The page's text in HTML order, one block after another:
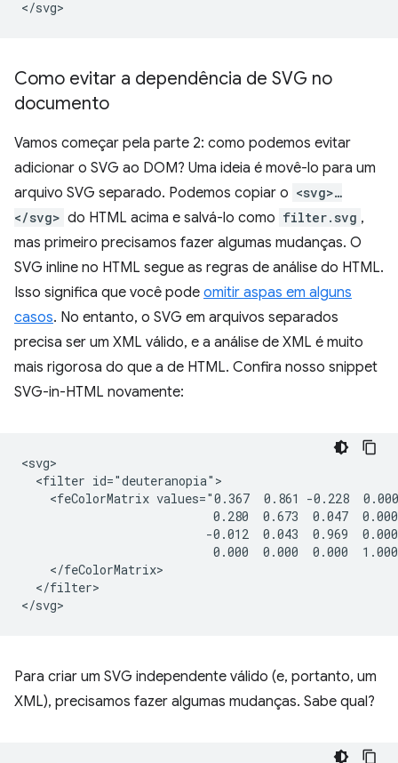
Como evitar a dependência de SVG no
documento
Vamos começar pela parte 2: como podemos evitar
adicionar o SVG ao DOM? Uma ideia é movê-lo para um
arquivo SVG separado. Podemos copiar o <svg>…
</svg> do HTML acima e salvá-lo como filter.svg ,
mas primeiro precisamos fazer algumas mudanças. O
SVG inline no HTML segue as regras de análise do HTML.
Isso significa que você pode omitir aspas em alguns
casos. No entanto, o SVG em arquivos separados
precisa ser um XML válido, e a análise de XML é muito
mais rigorosa do que a de HTML. Confira nosso snippet
SVG-in-HTML novamente:
<svg>
  <filter id="deuteranopia">
<feColorMatrix values="0.367  0.861 -0.228
0.280  0.673  0.047
-0.012  0.043  0.969
0.000  0.000  0.000
    </feColorMatrix>
  </filter>
Para criar um SVG independente válido (e, portanto, um
XML), precisamos fazer algumas mudanças. Sabe qual?